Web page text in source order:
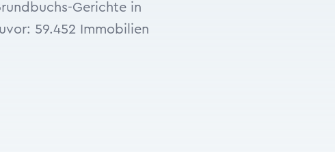
Gerichte in
59.452 Immobilien